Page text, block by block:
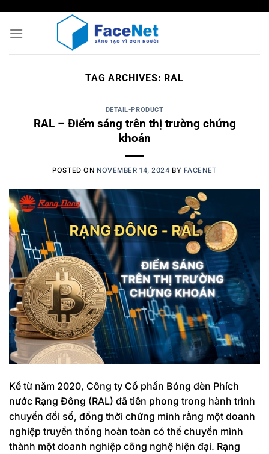
content
TAG ARCHIVES: RAL
DETAIL-PRODUCT
RAL – Điểm sáng trên thị trường chứng
khoán
POSTED ON NOVEMBER 14, 2024 BY FACENET
Kể từ năm 2020, Công ty Cổ phần Bóng đèn Phích
nước Rạng Đông (RAL) đã tiên phong trong hành trình
chuyển đổi số, đồng thời chứng minh rằng một doanh
nghiệp truyền thống hoàn toàn có thể chuyển mình
thành một doanh nghiệp công nghệ hiện đại. Rạng